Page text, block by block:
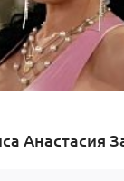
Анастасия